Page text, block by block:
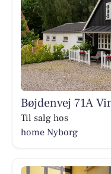
Bøjdenvej 71A
Til salg hos
home Nyborg